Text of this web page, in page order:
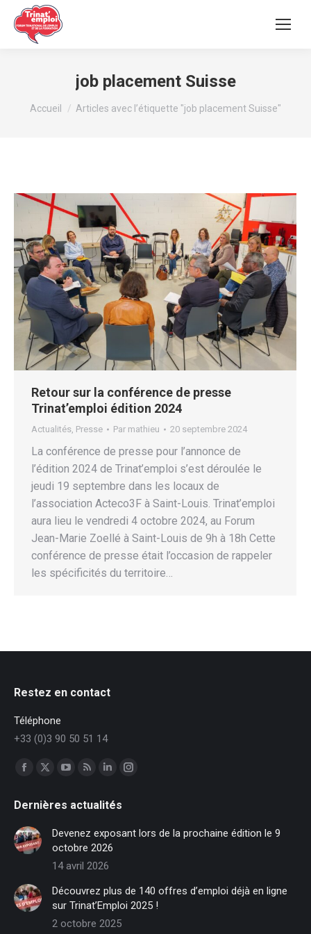
job placement Suisse
Vous êtes ici :
Accueil Articles avec l’étiquette "job placement Suisse"
Retour sur la conférence de presse
Trinat’emploi édition 2024
Actualités, Presse Par mathieu 20 septembre 2024
La conférence de presse pour l’annonce de
l’édition 2024 de Trinat’emploi s’est déroulée le
jeudi 19 septembre dans les locaux de
l’association Acteco3F à Saint-Louis. Trinat’emploi
aura lieu le vendredi 4 octobre 2024, au Forum
Jean-Marie Zoellé à Saint-Louis de 9h à 18h Cette
conférence de presse était l’occasion de rappeler
les spécificités du territoire…
Restez en contact
Téléphone
+33 (0)3 90 50 51 14
Trouvez nous sur :
Facebook
opens
in
new
window
X
opens
new
window
opens
in
new
window
opens
in
new
window
LinkedIn
opens
in
new
window
Instagram
in
Dernières actualités
Devenez exposant lors de la prochaine édition le 9
octobre 2026
14 avril 2026
Découvrez plus de 140 offres d’emploi déjà en ligne
sur Trinat’Emploi 2025 !
2 octobre 2025